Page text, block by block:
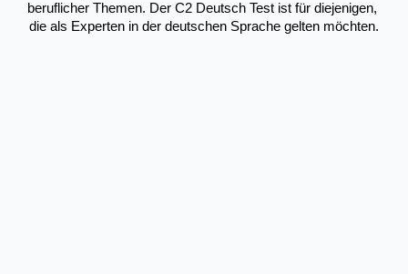
beruflicher Themen. Der C2 Deutsch Test ist für diejenigen,
die als Experten in der deutschen Sprache gelten möchten.